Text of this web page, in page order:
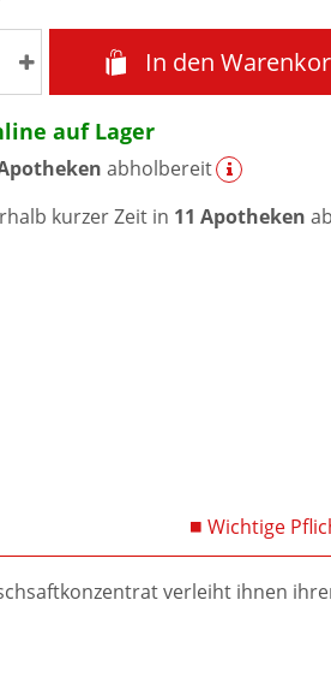
In den
auf Lager
abholbereit
kurzer Zeit in 11 Apotheken
Wichtige
verleiht ihnen